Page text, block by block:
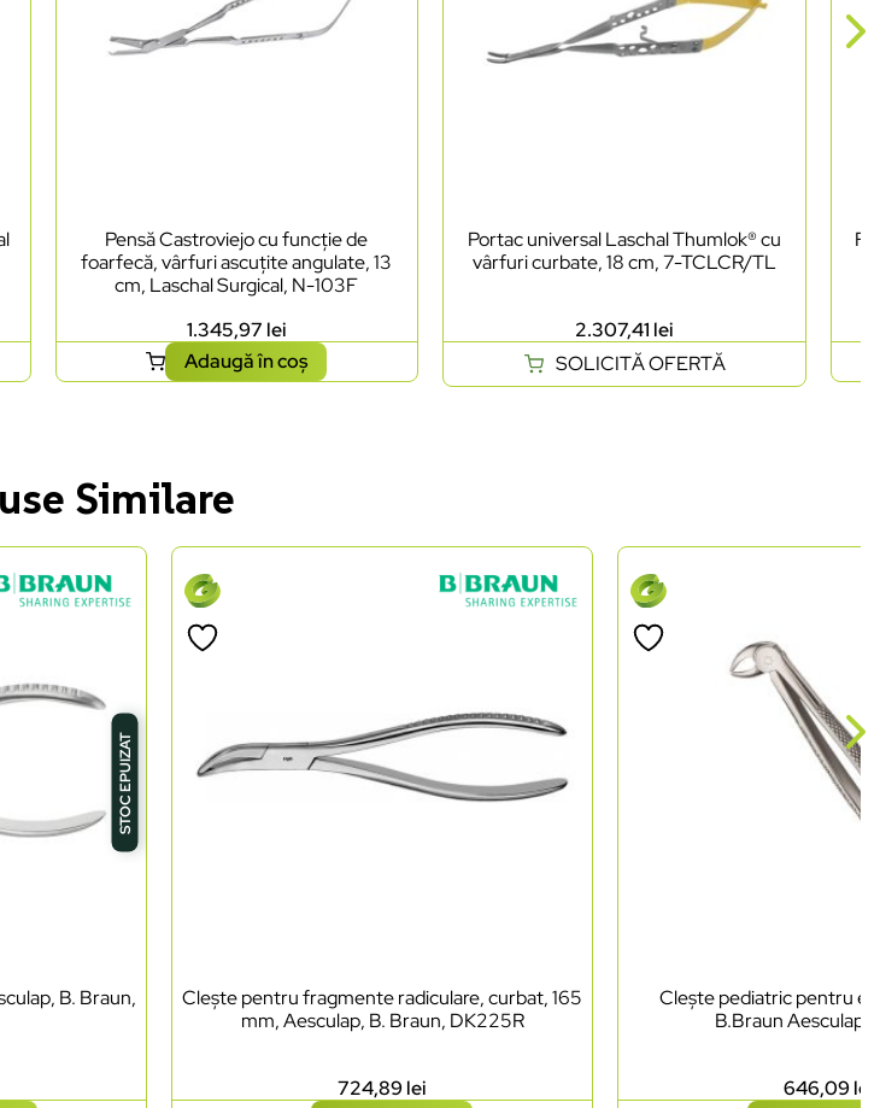
Pensă Castroviejo cu funcție de
foarfecă, vârfuri ascuțite angulate, 13
cm, Laschal Surgical, N-103F
1.345,97 lei
Adaugă în coș
Portac universal Laschal Thumlok® cu
vârfuri curbate, 18 cm, 7-TCLCR/TL
2.307,41 lei
SOLICITĂ OFERTĂ
Similare
STOC EPUIZAT
B. Braun,
Clește pentru fragmente radiculare, curbat, 165
mm, Aesculap, B. Braun, DK225R
724,89lei
Clește pediatric pentru
B.Braun Aesculap,
646,09lei